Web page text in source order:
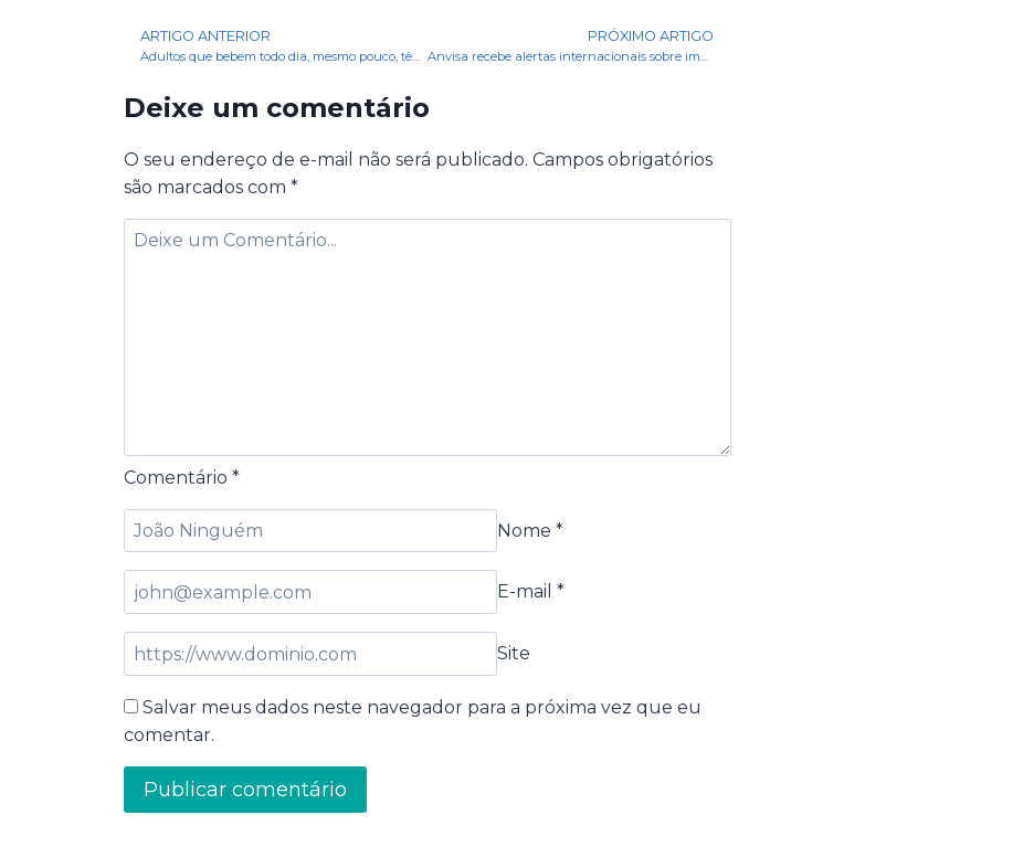
ARTIGO ANTERIOR PRÓXIMO ARTIGO
Deixe um comentário
O seu endereço de e-mail não será publicado. Campos obrigatórios
são marcados com *
Comentário *
Nome *
E-mail *
Site
Salvar meus dados neste navegador para a próxima vez que eu
comentar.